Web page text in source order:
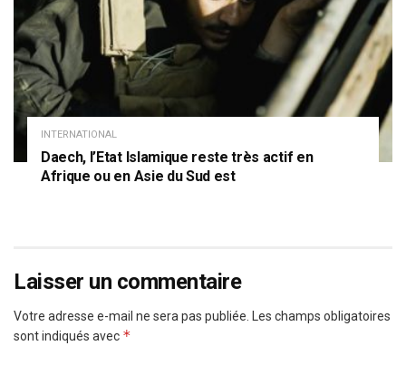
INTERNATIONAL
Daech, l’Etat Islamique reste très actif en
Afrique ou en Asie du Sud est
Laisser un commentaire
Votre adresse e-mail ne sera pas publiée.
Les champs obligatoires
sont indiqués avec *